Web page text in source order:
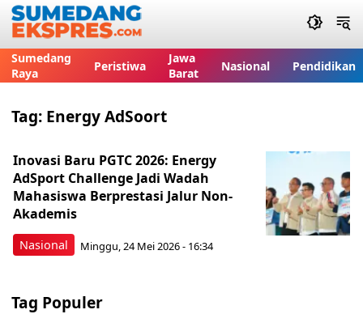
Sumedang
Raya
Peristiwa
Jawa
Barat
Nasional Pendidikan
Tag: Energy AdSoort
Nasional
Inovasi Baru PGTC 2026: Energy
AdSport Challenge Jadi Wadah
Mahasiswa Berprestasi Jalur Non-
Akademis
Minggu, 24 Mei 2026 - 16:34
Tag Populer